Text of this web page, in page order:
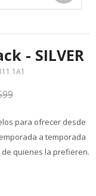
- SILVER
1A1
para ofrecer desde
a temporada
quienes la prefieren.